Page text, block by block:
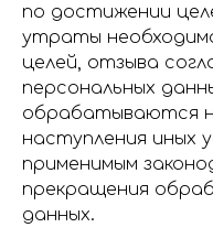
по достижении
утраты
целей, отзыва
персональных
обрабатываются
наступления иных
применимым
прекращения
данных.